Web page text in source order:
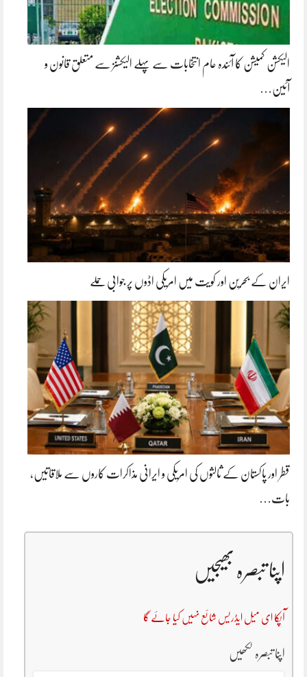
الیکشن کمیشن کا آئندہ عام انتخابات سے پہلے الیکشنز سے متعلق قانون و
آئین…
ایران کے بحرین اور کویت میں امریکی اڈوں پر جوابی حملے
قطر اور پاکستان کے ثالثوں کی امریکی و ایرانی مذاکرات کاروں سے ملاقاتیں،
بات…
اپنا تبصرہ بھیجیں
آپکا ای میل ایڈریس شائع نہیں کیا جائے گا
اپنا تبصرہ لکھیں